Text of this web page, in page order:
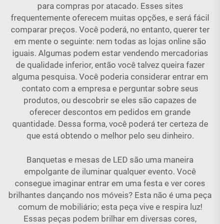
para compras por atacado. Esses sites
frequentemente oferecem muitas opções, e será fácil
comparar preços. Você poderá, no entanto, querer ter
em mente o seguinte: nem todas as lojas online são
iguais. Algumas podem estar vendendo mercadorias
de qualidade inferior, então você talvez queira fazer
alguma pesquisa. Você poderia considerar entrar em
contato com a empresa e perguntar sobre seus
produtos, ou descobrir se eles são capazes de
oferecer descontos em pedidos em grande
quantidade. Dessa forma, você poderá ter certeza de
que está obtendo o melhor pelo seu dinheiro.
Banquetas e mesas de LED são uma maneira
empolgante de iluminar qualquer evento. Você
consegue imaginar entrar em uma festa e ver cores
brilhantes dançando nos móveis? Esta não é uma peça
comum de mobiliário; esta peça vive e respira luz!
Essas peças podem brilhar em diversas cores,